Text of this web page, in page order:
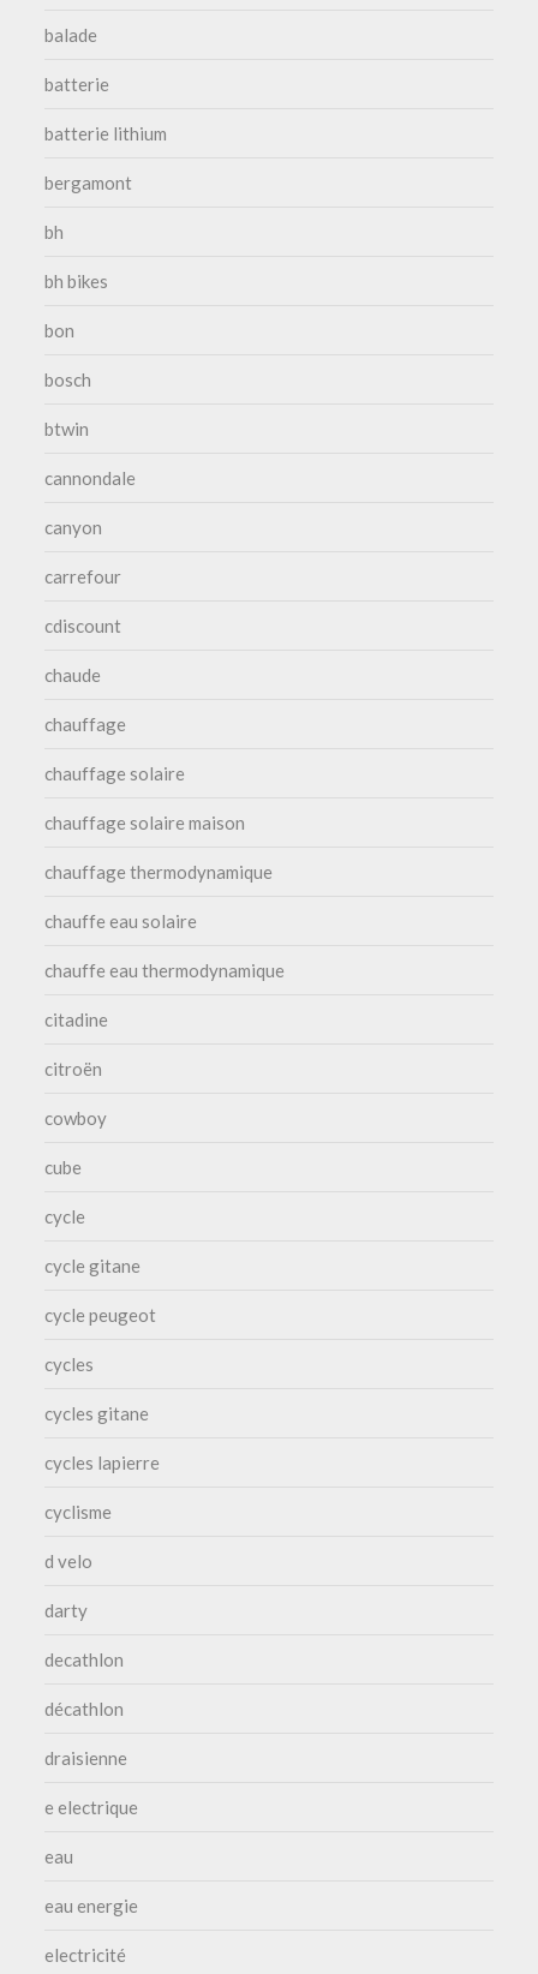
balade
batterie
batterie lithium
bergamont
bh
bh bikes
bon
bosch
btwin
cannondale
canyon
carrefour
cdiscount
chaude
chauffage
chauffage solaire
chauffage solaire maison
chauffage thermodynamique
chauffe eau solaire
chauffe eau thermodynamique
citadine
citroën
cowboy
cube
cycle
cycle gitane
cycle peugeot
cycles
cycles gitane
cycles lapierre
cyclisme
d velo
darty
decathlon
décathlon
draisienne
e electrique
eau
eau energie
electricité